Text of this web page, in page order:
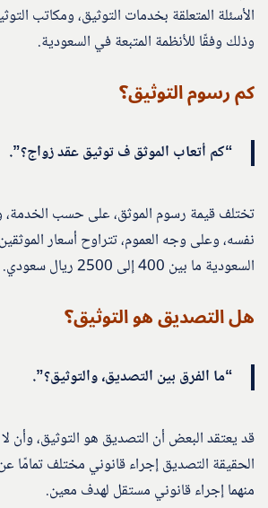
الأسئلة المتعلقة بخدمات التوثيق، ومكاتب
وذلك وفقًا للأنظمة المتبعة في السعودية.
كم رسوم التوثيق؟
“كم أتعاب الموثق ف توثيق عقد زواج؟”.
تختلف قيمة رسوم الموثق، على حسب الخدمة،
نفسه، وعلى وجه العموم، تتراوح أسعار
السعودية ما بين 400 إلى 2500 ريال سعودي.
هل التصديق هو التوثيق؟
“ما الفرق بين التصديق، والتوثيق؟”.
قد يعتقد البعض أن التصديق هو التوثيق، وأن
الحقيقة التصديق إجراء قانوني مختلف تمامًا
منهما إجراء قانوني مستقل لهدف معين.